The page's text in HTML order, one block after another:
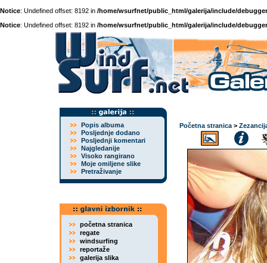
Notice: Undefined offset: 8192 in /home/wsurfnet/public_html/galerija/include/
Notice: Undefined offset: 8192 in /home/wsurfnet/public_html/galerija/include/
Popis albuma
Posljednje dodano
Posljednji komentari
Najgledanije
Visoko rangirano
Moje omiljene slike
Pretraživanje
početna stranica
regate
windsurfing
reportaže
galerija slika
Početna stranica >